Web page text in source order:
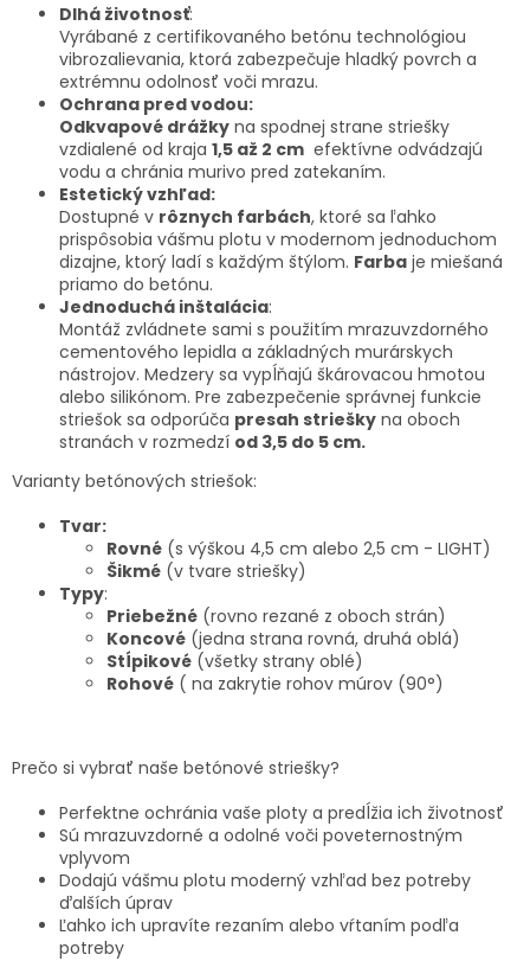
Dlhá životnosť:
Vyrábané z certifikovaného betónu technológiou
vibrozalievania, ktorá zabezpečuje hladký povrch a
extrémnu odolnosť voči mrazu.
Ochrana pred vodou:
Odkvapové drážky na spodnej strane striešky
vzdialené od kraja 1,5 až 2 cm efektívne odvádzajú
vodu a chránia murivo pred zatekaním.
Estetický vzhľad:
Dostupné v rôznych farbách, ktoré sa ľahko
prispôsobia vášmu plotu v modernom jednoduchom
dizajne, ktorý ladí s každým štýlom. Farba je miešaná
priamo do betónu.
Jednoduchá inštalácia:
Montáž zvládnete sami s použitím mrazuvzdorného
cementového lepidla a základných murárskych
nástrojov. Medzery sa vypĺňajú škárovacou hmotou
alebo silikónom. Pre zabezpečenie správnej funkcie
striešok sa odporúča presah striešky na oboch
stranách v rozmedzí od 3,5 do 5 cm.
Varianty betónových striešok:
Tvar:
Rovné (s výškou 4,5 cm alebo 2,5 cm - LIGHT)
Šikmé (v tvare striešky)
Typy:
Priebežné (rovno rezané z oboch strán)
Koncové (jedna strana rovná, druhá oblá)
Stĺpikové (všetky strany oblé)
Rohové ( na zakrytie rohov múrov (90°)
Prečo si vybrať naše betónové striešky?
Perfektne ochránia vaše ploty a predĺžia ich životnosť
Sú mrazuvzdorné a odolné voči poveternostným
vplyvom
Dodajú vášmu plotu moderný vzhľad bez potreby
ďalších úprav
Ľahko ich upravíte rezaním alebo vŕtaním podľa
potreby